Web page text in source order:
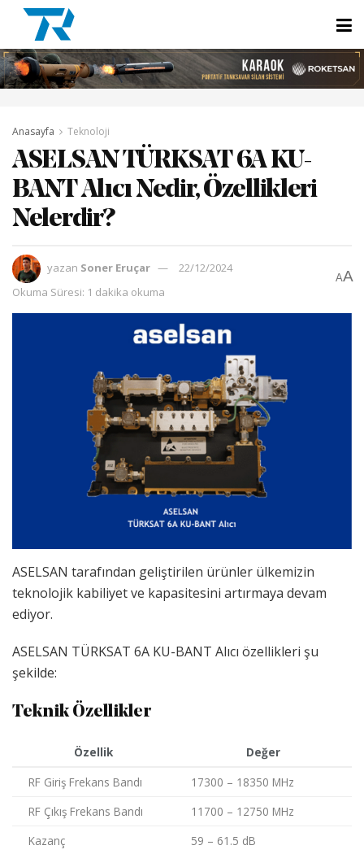
Anasayfa Teknoloji
ASELSAN TÜRKSAT 6A KU-
BANT Alıcı Nedir, Özellikleri
Nelerdir?
yazan Soner Eruçar
22/12/2024
Okuma Süresi: 1 dakika okuma
AA
ASELSAN tarafından geliştirilen ürünler ülkemizin
teknolojik kabiliyet ve kapasitesini artırmaya devam
ediyor.
ASELSAN TÜRKSAT 6A KU-BANT Alıcı özellikleri şu
şekilde:
Teknik Özellikler
Özellik
Değer
RF Giriş Frekans Bandı
17300 – 18350 MHz
RF Çıkış Frekans Bandı
11700 – 12750 MHz
Kazanç
59 – 61.5 dB